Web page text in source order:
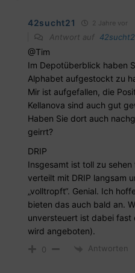
42sucht21 2 Jahre vor
Antwort auf
@Tim
Im Depotüberblick haben
Alphabet aufgestockt zu
Mir ist aufgefallen, die
Kellanova sind auch gut
Haben Sie dort auch
geirrt?
DRIP
Insgesamt ist toll zu
verteilt mit DRIP langsam
„volltropft“. Genial. Ich
bieten das auch bald an.
unversteuert ist dabei fast
wird angeboten).
0 Antworten